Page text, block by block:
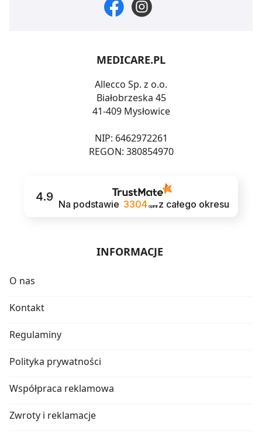
MEDICARE.PL
Allecco Sp. z o.o.
Białobrzeska 45
41-409 Mysłowice
NIP: 6462972261
REGON: 380854970
4.9
Na podstawie 3304 opinii z całego okresu
INFORMACJE
O nas
Kontakt
Regulaminy
Polityka prywatności
Współpraca reklamowa
Zwroty i reklamacje